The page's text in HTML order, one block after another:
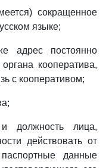
сокращенное
языке;
адрес постоянно
кооператива,
с кооперативом;
должность лица,
действовать от
данные